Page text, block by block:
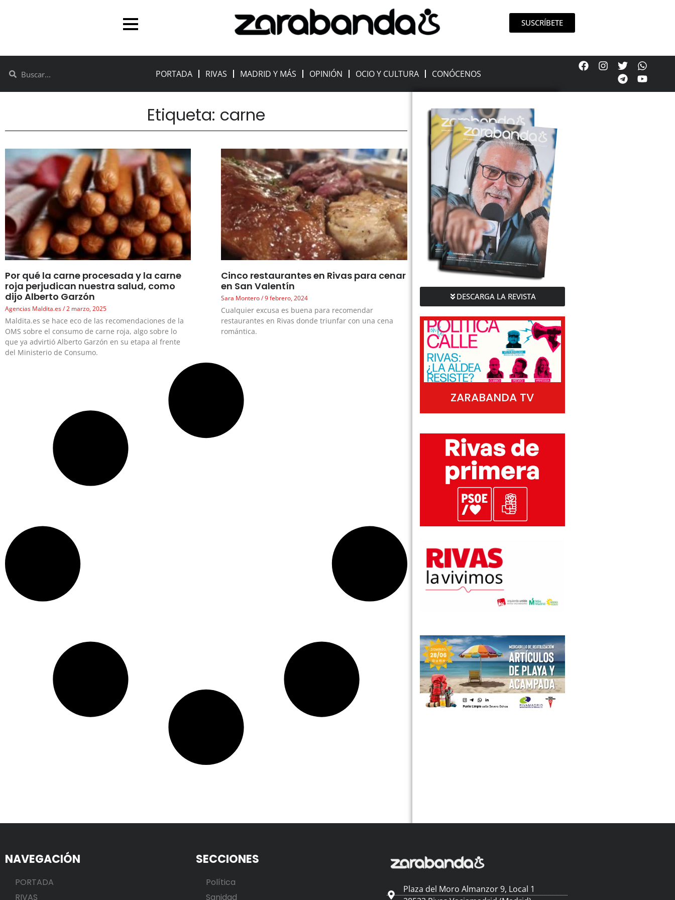
SUSCRÍBETE
PORTADA RIVAS MADRID Y MÁS OPINIÓN OCIO Y CULTURA CONÓCENOS
Etiqueta: carne
Por qué la carne procesada y la carne
roja perjudican nuestra salud, como
dijo Alberto Garzón
Agencias Maldita.es 2 marzo, 2025
Maldita.es se hace eco de las recomendaciones de la
OMS sobre el consumo de carne roja, algo sobre lo
que ya advirtió Alberto Garzón en su etapa al frente
del Ministerio de Consumo.
Cinco restaurantes en Rivas para cenar
en San Valentín
Sara Montero 9 febrero, 2024
Cualquier excusa es buena para recomendar
restaurantes en Rivas donde triunfar con una cena
romántica.
DESCARGA LA REVISTA
ZARABANDA TV
NAVEGACIÓN
PORTADA
RIVAS
SECCIONES
Política
Sanidad
Plaza del Moro Almanzor 9, Local 1